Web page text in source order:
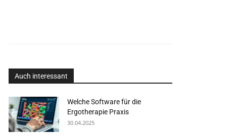
Auch interessant
Welche Software für die
Ergotherapie Praxis
30.04.2025